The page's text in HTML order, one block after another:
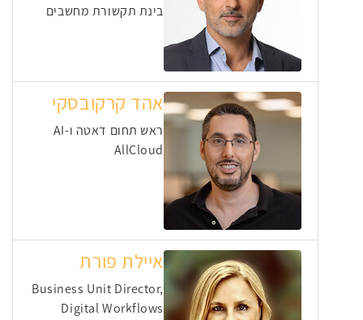
בינת תקשורת מחשבים
אהד קרקובסקי
ראש תחום דאטה ו-AI
AllCloud
איילת פורת
Business Unit Director,
Digital Workflows